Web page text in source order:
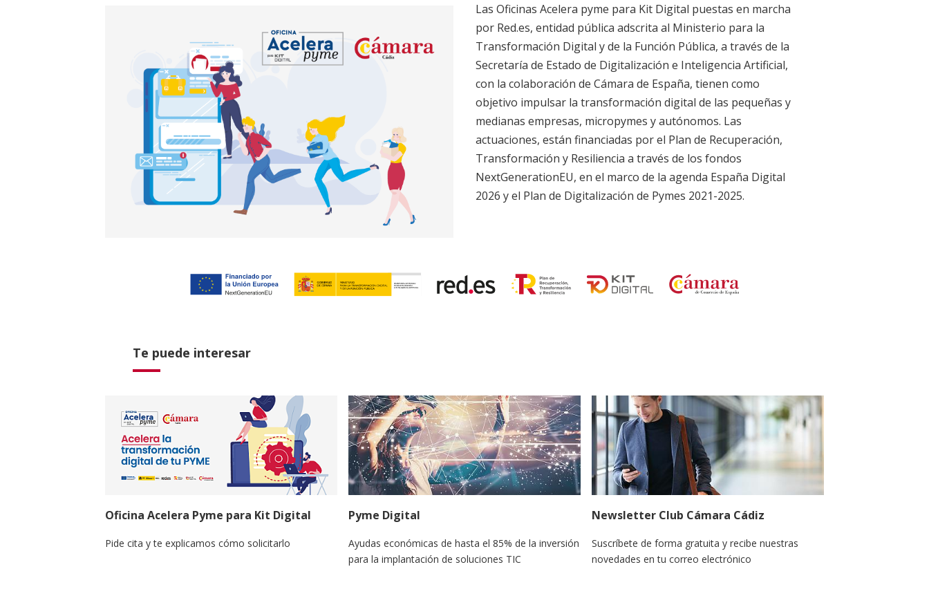
Universidad de Sevilla, UGR Emprendedora, Diputación
de Almería y más de veinte Cámaras de Comercio del
resto del territorio nacional.
Las Oficinas Acelera pyme para Kit Digital puestas en marcha
por Red.es, entidad pública adscrita al Ministerio para la
Transformación Digital y de la Función Pública, a través de la
Secretaría de Estado de Digitalización e Inteligencia Artificial,
con la colaboración de Cámara de España, tienen como
objetivo impulsar la transformación digital de las pequeñas y
medianas empresas, micropymes y autónomos. Las
actuaciones, están financiadas por el Plan de Recuperación,
Transformación y Resiliencia a través de los fondos
NextGenerationEU, en el marco de la agenda España Digital
2026 y el Plan de Digitalización de Pymes 2021-2025.
Te puede interesar
Oficina Acelera Pyme para Kit Digital
Pide cita y te explicamos cómo solicitarlo
Pyme Digital
Ayudas económicas de hasta el 85% de la inversión
para la implantación de soluciones TIC
Newsletter Club Cámara Cádiz
Suscríbete de forma gratuita y recibe nuestras
novedades en tu correo electrónico